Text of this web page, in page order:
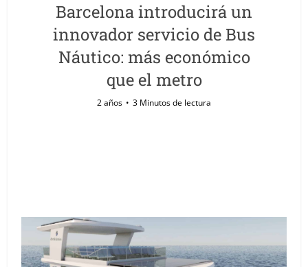
Barcelona introducirá un
innovador servicio de Bus
Náutico: más económico
que el metro
2 años 3 Minutos de lectura